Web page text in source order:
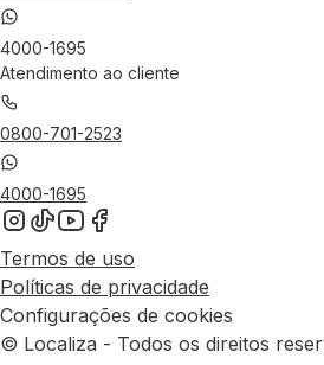
4000-1695
Atendimento ao cliente
0800-701-2523
4000-1695
Termos de uso
Políticas de privacidade
Configurações de cookies
© Localiza - Todos os direitos